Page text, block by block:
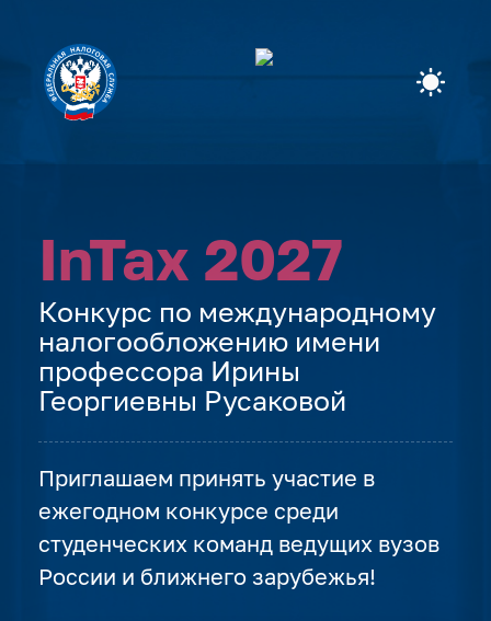
InTax 2027
Конкурс по международному
налогообложению имени
профессора Ирины
Георгиевны Русаковой
Приглашаем принять участие в
ежегодном конкурсе среди
студенческих команд ведущих вузов
России и ближнего зарубежья!